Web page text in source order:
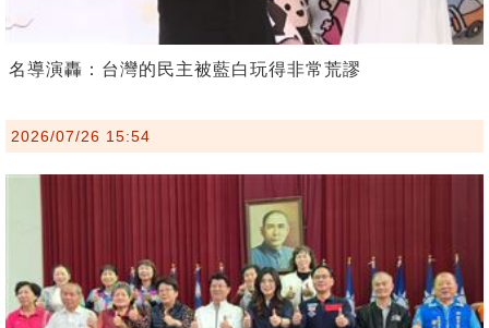
名導演轟：台灣的民主被藍白玩得非常荒謬
2026/07/26 15:54